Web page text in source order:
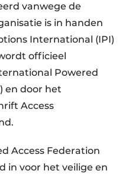
vanwege de
is in handen
International (IPI)
officieel
Powered
en door het
Access
Access Federation
in voor het veilige en